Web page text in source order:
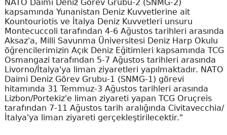
NATO Daimi Deniz Görev Grubu-2 (SNMG-2)
kapsamında Yunanistan Deniz Kuvvetlerine ait
Kountouriotis ve İtalya Deniz Kuvvetleri unsuru
Montecuccoli tarafından 4-6 Ağustos tarihleri arasında
Aksaz'a, Milli Savunma Üniversitesi Deniz Harp Okulu
öğrencilerimizin Açık Deniz Eğitimleri kapsamında TCG
Osmangazi tarafından 5-7 Ağustos tarihleri arasında
Livorno/İtalya'ya liman ziyaretleri yapılmaktadır. NATO
Daimi Deniz Görev Grubu-1 (SNMG-1) görevi
hitamında 31 Temmuz-3 Ağustos tarihleri arasında
Lizbon/Portekiz'e liman ziyareti yapan TCG Oruçreis
tarafından 7-11 Ağustos tarih aralığında Civitavecchia/
İtalya'ya liman ziyareti gerçekleştirilecektir."